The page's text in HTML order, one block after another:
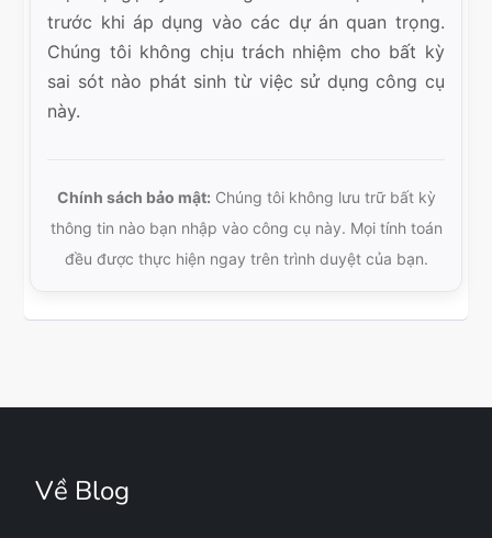
trước khi áp dụng vào các dự án quan trọng.
Chúng tôi không chịu trách nhiệm cho bất kỳ
sai sót nào phát sinh từ việc sử dụng công cụ
này.
Chính sách bảo mật: Chúng tôi không lưu trữ bất kỳ
thông tin nào bạn nhập vào công cụ này. Mọi tính toán
đều được thực hiện ngay trên trình duyệt của bạn.
Về Blog